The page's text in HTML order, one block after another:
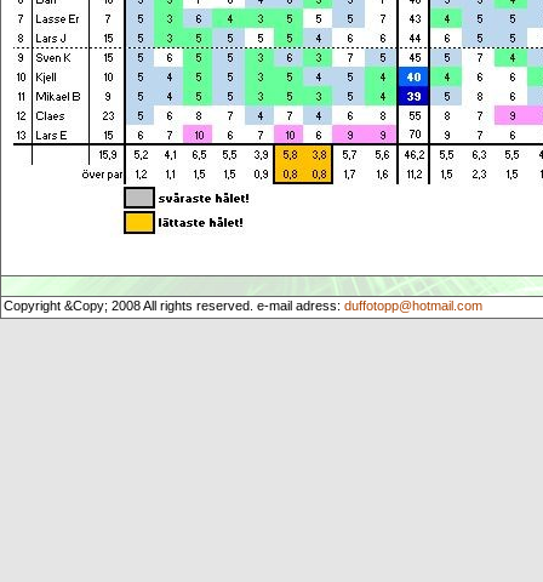
Copyright &Copy; 2008 All rights reserved. e-mail adress: duffotopp@hotmail.com